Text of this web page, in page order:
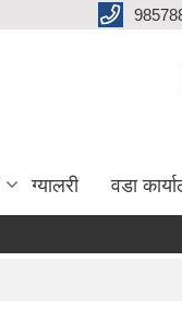
ग्यालरी वडा